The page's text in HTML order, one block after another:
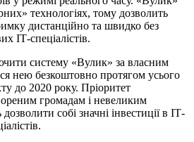
технологіях, тому дозволить
дистанційно та швидко без
ІТ-спеціалістів.
систему «Вулик» за власним
нею безкоштовно протягом усього
до 2020 року. Пріоритет
громадам і невеликим
собі значні інвестиції в ІТ-